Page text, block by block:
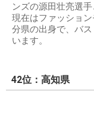
ンズの源田壮亮選
現在はファッショ
分県の出身で、バ
います。
42位：高知県